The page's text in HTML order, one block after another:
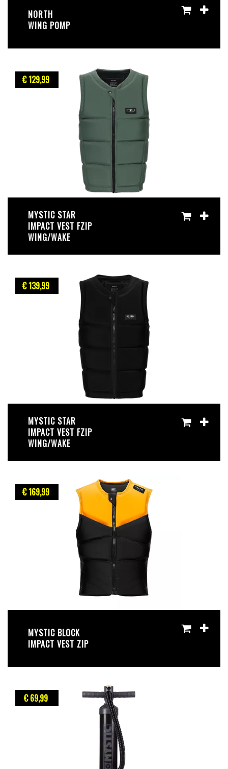
NORTH
WING POMP
€ 129,99
MYSTIC STAR
IMPACT VEST FZIP
WING/WAKE
€ 139,99
MYSTIC STAR
IMPACT VEST FZIP
WING/WAKE
€ 169,99
MYSTIC BLOCK
IMPACT VEST ZIP
€ 69,99